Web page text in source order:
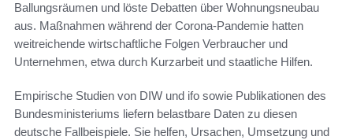
Ballungsräumen und löste Debatten über Wohnungsneubau
aus. Maßnahmen während der Corona-Pandemie hatten
weitreichende wirtschaftliche Folgen Verbraucher und
Unternehmen, etwa durch Kurzarbeit und staatliche Hilfen.
Empirische Studien von DIW und ifo sowie Publikationen des
Bundesministeriums liefern belastbare Daten zu diesen
deutsche Fallbeispiele. Sie helfen, Ursachen, Umsetzung und